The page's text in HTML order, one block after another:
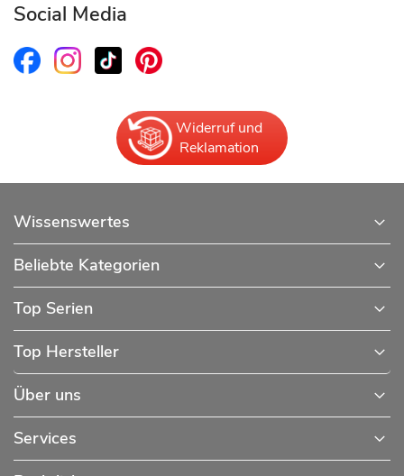
Social Media
Widerruf und
Reklamation
Wissenswertes
Beliebte Kategorien
Top Serien
Top Hersteller
Über uns
Services